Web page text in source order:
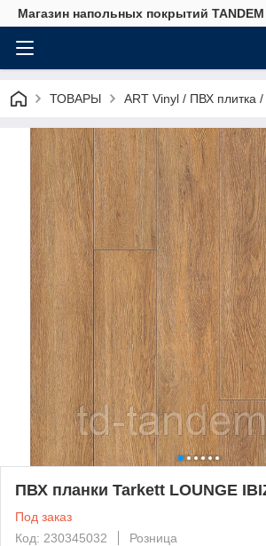
Магазин напольных покрытий TANDEM
ТОВАРЫ ART Vinyl / ПВХ плитка /
ПВХ планки Tarkett LOUNGE
Под заказ
Код: 230345032
Розница